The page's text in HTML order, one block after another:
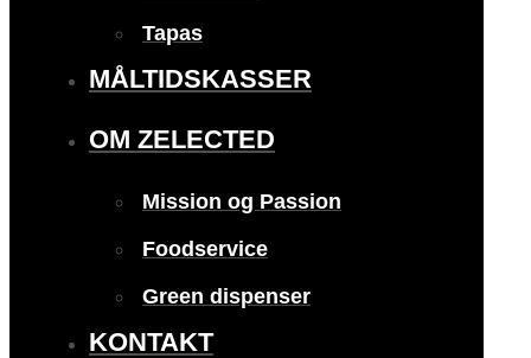
Tapas
MÅLTIDSKASSER
OM ZELECTED
Mission og Passion
Foodservice
Green dispenser
KONTAKT